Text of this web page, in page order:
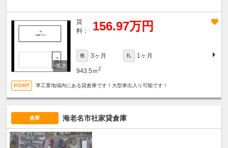
賃
料：
156.97万円
敷 3ヶ月 礼 1ヶ月
943.5ｍ2
準工業地域内にある貸倉庫です！大型車出入り可能です！
倉庫 海老名市社家貸倉庫